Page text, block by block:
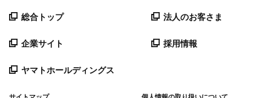
総合トップ 法人のお客さま
企業サイト 採用情報
ヤマトホールディングス